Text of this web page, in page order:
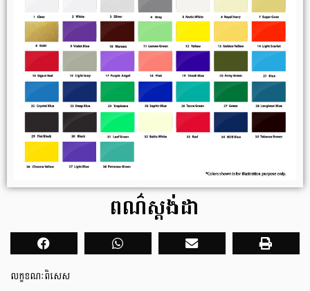
ពណ៌ស្តង់ដា
លក្ខខណៈពិសេស